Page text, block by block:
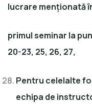
lucrare menționată
primul seminar la
20-23, 25, 26, 27,
Pentru celelalte
echipa de